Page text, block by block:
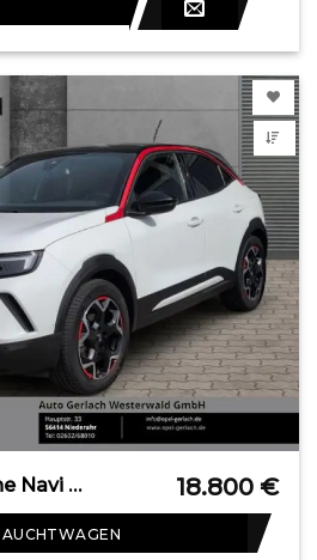
OPEL Mokka GS Line Navi Digitales Cockpit LED Apple C 18.800 €